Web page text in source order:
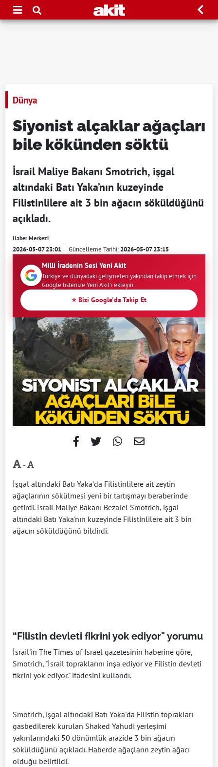
Dünya
Siyonist alçaklar ağaçları
bile kökünden söktü
İsrail Maliye Bakanı Smotrich, işgal
altındaki Batı Yaka’nın kuzeyinde
Filistinlilere ait 3 bin ağacın söküldüğünü
açıkladı.
Haber Merkezi
2026-05-07 23:01 Güncelleme Tarihi:2026-05-07 23:15
Milli İradenin Sesi Yeni Akit
Türkiye ve dünyadaki gelişmeleri yakından takip etmek için
Google listenize Yeni Akit'i ekleyin.
⭐ Bizi Google'da Takip Et
-
İşgal altındaki Batı Yaka’da Filistinlilere ait zeytin
ağaçlarının sökülmesi yeni bir tartışmayı beraberinde
getirdi. İsrail Maliye Bakanı Bezalel Smotrich, işgal
altındaki Batı Yaka'nın kuzeyinde Filistinlilere ait 3 bin
ağacın söküldüğünü bildirdi.
“Filistin devleti fikrini yok ediyor" yorumu
İsrail'in The Times of Israel gazetesinin haberine göre,
Smotrich, "İsrail topraklarını inşa ediyor ve Filistin devleti
fikrini yok ediyor." ifadesini kullandı.
Smotrich, işgal altındaki Batı Yaka'da Filistin toprakları
gasbedilerek kurulan Shaked Yahudi yerleşimi
yakınlarındaki 50 dönümlük arazide 3 bin ağacın
söküldüğünü açıkladı. Haberde ağaçların zeytin ağacı
olduğu belirtildi.